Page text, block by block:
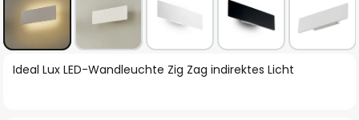
Zum
Ideal Lux LED-Wandleuchte Zig Zag indirektes Licht